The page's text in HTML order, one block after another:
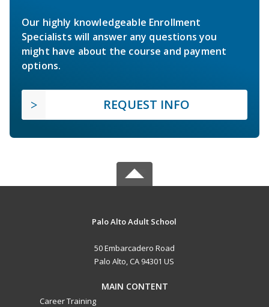
Our highly knowledgeable Enrollment
Specialists will answer any questions you
might have about the course and payment
options.
REQUEST INFO
Palo Alto Adult School
50 Embarcadero Road
Palo Alto, CA 94301 US
MAIN CONTENT
Career Training